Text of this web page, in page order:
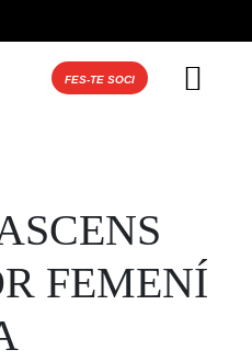
FES-TE SOCI
FEMENÍ